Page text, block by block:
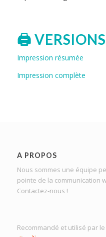
🖨️
Impression résumée
Impression complète
A PROPOS
Nous sommes une équipe
pointe de la communication
Contactez-nous !
Recommandé et utilisé par le